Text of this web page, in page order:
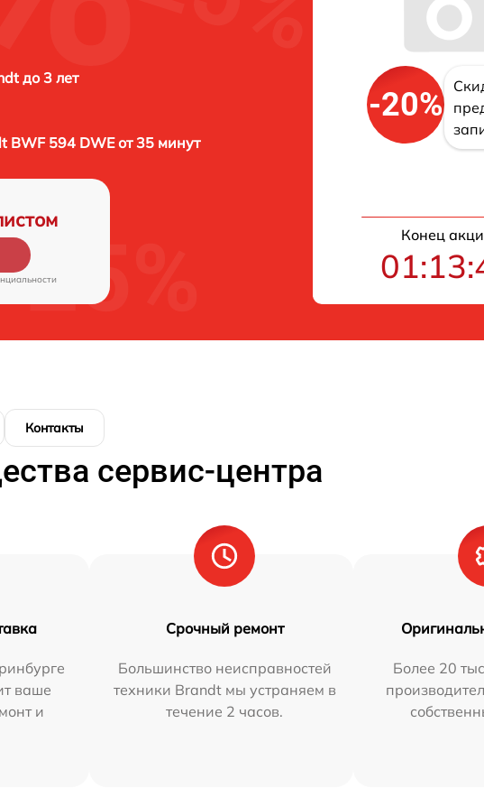
до 3 лет
BWF 594 DWE от 35 минут
-20%
Конец
Контакты
сервис-центра
ваше
и
Срочный ремонт
Большинство неисправностей
техники Brandt мы устраняем в
течение 2 часов.
Более 20